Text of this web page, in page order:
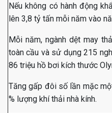
Nếu không có hành động
lên 3,8 tỷ tấn mỗi năm vào
Mỗi năm, ngành dệt may
toàn cầu và sử dụng 215
86 triệu hồ bơi kích thước
Tăng gấp đôi số lần mặc
% lượng khí thải nhà kính.